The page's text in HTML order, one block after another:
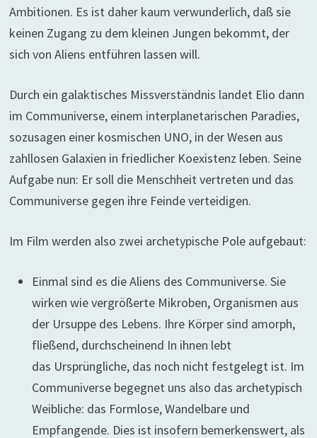
Ambitionen. Es ist daher kaum verwunderlich, daß sie
keinen Zugang zu dem kleinen Jungen bekommt, der
sich von Aliens entführen lassen will.
Durch ein galaktisches Missverständnis landet Elio dann
im Communiverse, einem interplanetarischen Paradies,
sozusagen einer kosmischen UNO, in der Wesen aus
zahllosen Galaxien in friedlicher Koexistenz leben. Seine
Aufgabe nun: Er soll die Menschheit vertreten und das
Communiverse gegen ihre Feinde verteidigen.
Im Film werden also zwei archetypische Pole aufgebaut:
Einmal sind es die Aliens des Communiverse. Sie
wirken wie vergrößerte Mikroben, Organismen aus
der Ursuppe des Lebens. Ihre Körper sind amorph,
fließend, durchscheinend In ihnen lebt
das Ursprüngliche, das noch nicht festgelegt ist. Im
Communiverse begegnet uns also das archetypisch
Weibliche: das Formlose, Wandelbare und
Empfangende. Dies ist insofern bemerkenswert, als